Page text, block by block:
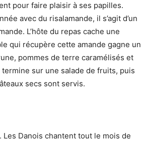
pour faire plaisir à ses papilles.
avec du risalamande, il s’agit d’un
L’hôte du repas cache une
qui récupère cette amande gagne un
pommes de terre caramélisés et
sur une salade de fruits, puis
secs sont servis.
Danois chantent tout le mois de